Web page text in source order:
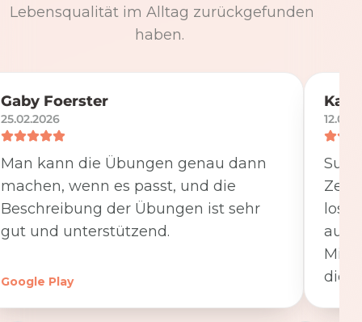
Lebensqualität im Alltag zurückgefunden
haben.
Gaby Foerster
25.02.2026
Man kann die Übungen genau dann
machen, wenn es passt, und die
Beschreibung der Übungen ist sehr
gut und unterstützend.
Google Play
Zeit
die